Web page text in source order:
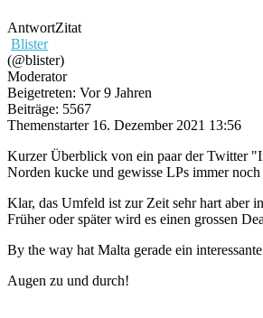
AntwortZitat
Blister
(@blister)
Moderator
Beigetreten: Vor 9 Jahren
Beiträge: 5567
Themenstarter 16. Dezember 2021 13:56
Kurzer Überblick von ein paar der Twitter
Norden kucke und gewisse LPs immer noch
Klar, das Umfeld ist zur Zeit sehr hart aber
Früher oder später wird es einen grossen
By the way hat Malta gerade ein
Augen zu und durch!